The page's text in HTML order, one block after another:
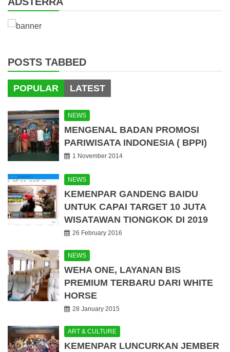
POSTS TABBED
POPULAR LATEST
NEWS
MENGENAL BADAN PROMOSI
PARIWISATA INDONESIA ( BPPI)
1 November 2014
NEWS
KEMENPAR GANDENG BAIDU
UNTUK CAPAI TARGET 10 JUTA
WISATAWAN TIONGKOK DI 2019
26 February 2016
NEWS
WEHA ONE, LAYANAN BIS
PREMIUM TERBARU DARI WHITE
HORSE
28 January 2015
ART & CULTURE
KEMENPAR LUNCURKAN JEMBER